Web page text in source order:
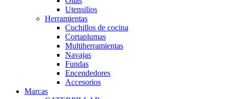
Utensilios
Herramientas
Cuchillos de cocina
Cortaplumas
Multiherramientas
Navajas
Fundas
Encendedores
Accesorios
Marcas